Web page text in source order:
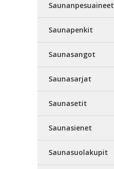
Saunanpesuaineet
Saunapenkit
Saunasangot
Saunasarjat
Saunasetit
Saunasienet
Saunasuolakupit